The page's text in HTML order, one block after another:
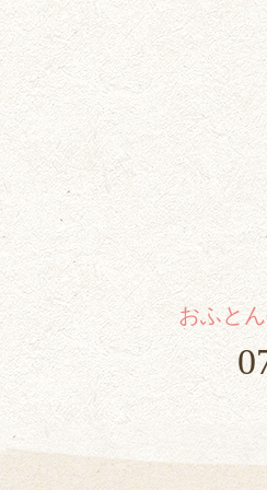
おふと